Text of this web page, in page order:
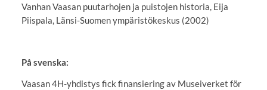
Vanhan Vaasan puutarhojen ja puistojen historia, Eija
Piispala, Länsi-Suomen ympäristökeskus (2002)
På svenska:
Vaasan 4H-yhdistys fick finansiering av Museiverket för